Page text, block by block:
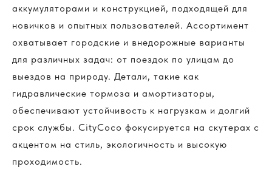
аккумуляторами и конструкцией, подходящей для
новичков и опытных пользователей. Ассортимент
охватывает городские и внедорожные варианты
для различных задач: от поездок по улицам до
выездов на природу. Детали, такие как
гидравлические тормоза и амортизаторы,
обеспечивают устойчивость к нагрузкам и долгий
срок службы. CityCoco фокусируется на скутерах с
акцентом на стиль, экологичность и высокую
проходимость.